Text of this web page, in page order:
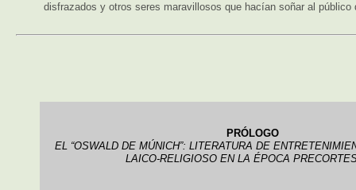
disfrazados y otros seres maravillosos que hacían soñar al público
PRÓLOGO
EL “OSWALD DE MÚNICH”: LITERATURA DE
LAICO-RELIGIOSO EN LA ÉPOCA